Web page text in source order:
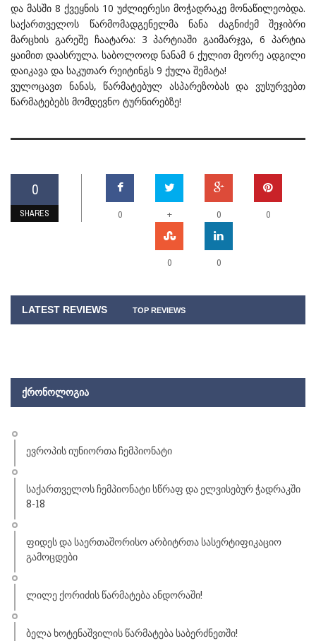
და მასში 8 ქვეყნის 10 უძლიერესი მოჭადრაკე მონაწილეობდა.
საქართველოს წარმომადგენელმა ნანა ძაგნიძემ შეჯიბრი
მარცხის გარეშე ჩაატარა: 3 პარტიაში გაიმარჯვა, 6 პარტია
ყაიმით დაასრულა. საბოლოოდ ნანამ 6 ქულით მეორე ადგილი
დაიკავა და საკუთარ რეიტინგს 9 ქულა შემატა!
ვულოცავთ ნანას, წარმატებულ ასპარეზობას და ვუსურვებთ
წარმატებებს მომდევნო ტურნირებზე!
0
SHARES 0 + 0 0
0 0
LATEST REVIEWS TOP REVIEWS
ᲥᲠᲝᲜᲝᲚᲝᲒᲘᲐ
ევროპის იუნიორთა ჩემპიონატი
საქართველოს ჩემპიონატი სწრაფ და ელვისებურ ჭადრაკში
8-18
ფიდეს და საერთაშორისო არბიტრთა სასერტიფიკაციო
გამოცდები
ლილე ქორიძის წარმატება ანდორაში!
ბელა ხოტენაშვილის წარმატება საბერძნეთში!